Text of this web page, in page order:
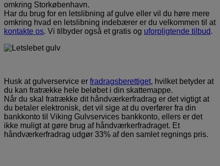
omkring Storkøbenhavn.
Har du brug for en letslibning af gulve eller vil du høre mere
omkring hvad en letslibning indebærer er du velkommen til at
kontakte os. Vi tilbyder også et gratis og uforpligtende tilbud.
Husk at gulverservice er fradragsberettiget, hvilket betyder at
du kan fratrække hele beløbet i din skattemappe.
Når du skal fratrække dit håndværkerfradrag er det vigtigt at
du betaler elektronisk, det vil sige at du overfører fra din
bankkonto til Viking Gulvservices bankkonto, ellers er det
ikke muligt at gøre brug af håndværkerfradraget. Et
håndværkerfradrag udgør 33% af den samlet regnings pris.